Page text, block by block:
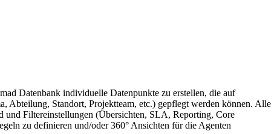
Datenbank individuelle Datenpunkte zu erstellen, die auf
Abteilung, Standort, Projektteam, etc.) gepflegt werden können. Alle
und Filtereinstellungen (Übersichten, SLA, Reporting, Core
zu definieren und/oder 360° Ansichten für die Agenten